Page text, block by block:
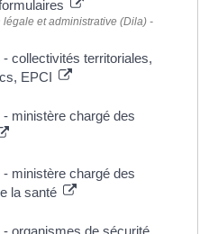
et administrative (Dila) -
collectivités territoriales,
EPCI
ministère chargé des
ministère chargé des
la santé
organismes de sécurité